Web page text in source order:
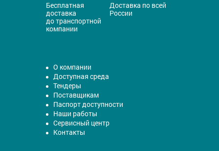
Бесплатная
доставка
до транспортной
компании
Доставка по всей
России
О компании
Доступная среда
Тендеры
Поставщикам
Паспорт доступности
Наши работы
Сервисный центр
Контакты